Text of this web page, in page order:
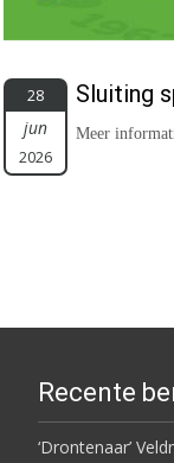
28
jun
2026
Sluiting
Meer
Recente
‘Drontenaar’